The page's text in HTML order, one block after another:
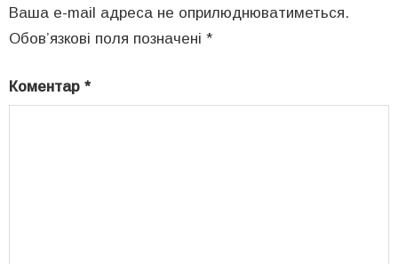
Ваша e-mail адреса не оприлюднюватиметься.
Обов’язкові поля позначені *
Коментар *